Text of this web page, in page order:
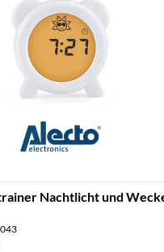
Nachtlicht und